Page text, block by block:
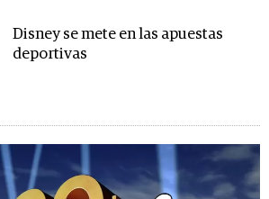
Disney se mete en las apuestas
deportivas